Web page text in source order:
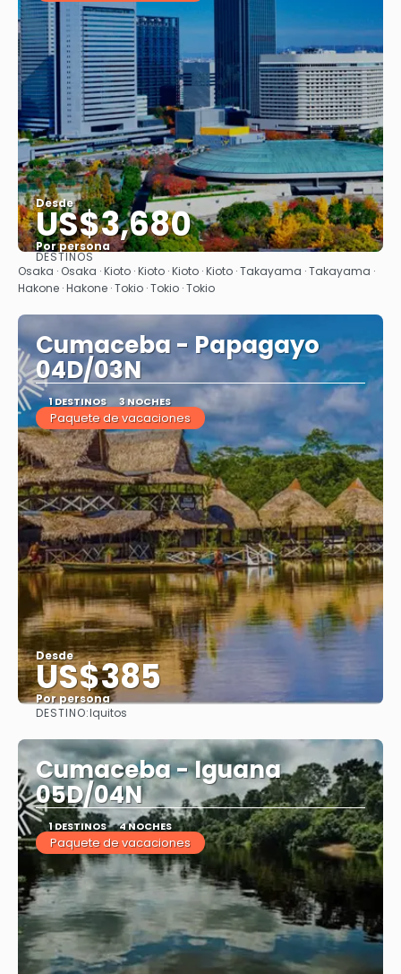
Desde
US$3,680
Por persona
Ver
DESTINOS
Osaka · Osaka · Kioto · Kioto · Kioto · Kioto · Takayama · Takayama ·
Hakone · Hakone · Tokio · Tokio · Tokio
Cumaceba - Papagayo
04D/03N
1 DESTINOS 3 NOCHES
Paquete de vacaciones
Desde
US$385
Por persona
DESTINO:Iquitos
Cumaceba - Iguana
05D/04N
1 DESTINOS 4 NOCHES
Paquete de vacaciones